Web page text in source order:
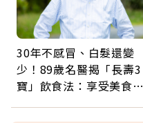
30年不感冒、白髮還變
少！89歲名醫揭「長壽3
寶」飲食法：享受美食不